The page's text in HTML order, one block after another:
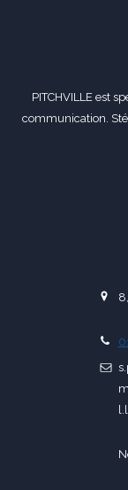
PITCHVILLE est
communication.